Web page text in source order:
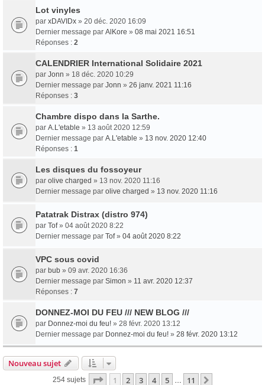
Lot vinyles
par xDAVIDx » 20 déc. 2020 16:09
Dernier message par AlKore » 08 mai 2021 16:51
Réponses : 2
CALENDRIER International Solidaire 2021
par Jonn » 18 déc. 2020 10:29
Dernier message par Jonn » 26 janv. 2021 11:16
Réponses : 3
Chambre dispo dans la Sarthe.
par A.L'etable » 13 août 2020 12:59
Dernier message par A.L'etable » 13 nov. 2020 12:40
Réponses : 1
Les disques du fossoyeur
par olive charged » 13 nov. 2020 11:16
Dernier message par olive charged » 13 nov. 2020 11:16
Patatrak Distrax (distro 974)
par Tof» 04 août 2020 8:22
Dernier message par Tof» 04 août 2020 8:22
VPC sous covid
par bub » 09 avr. 2020 16:36
Dernier message par Simon » 11 avr. 2020 12:37
Réponses : 7
DONNEZ-MOI DU FEU /// NEW BLOG ///
par Donnez-moi du feu! » 28 févr. 2020 13:12
Dernier message par Donnez-moi du feu! » 28 févr. 2020 13:12
Nouveau sujet
254 sujets Page 1sur11
1 2 3 4 5 … 11